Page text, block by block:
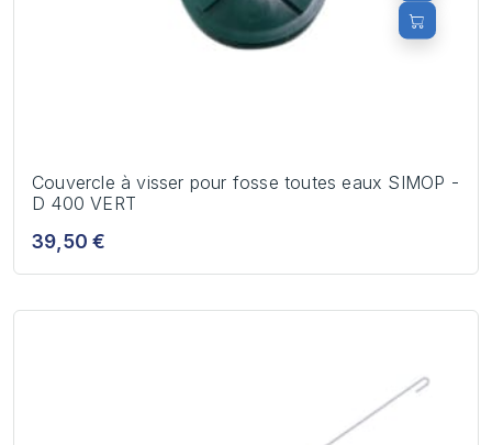
Couvercle à visser pour fosse toutes eaux SIMOP -
D 400 VERT
39,50 €